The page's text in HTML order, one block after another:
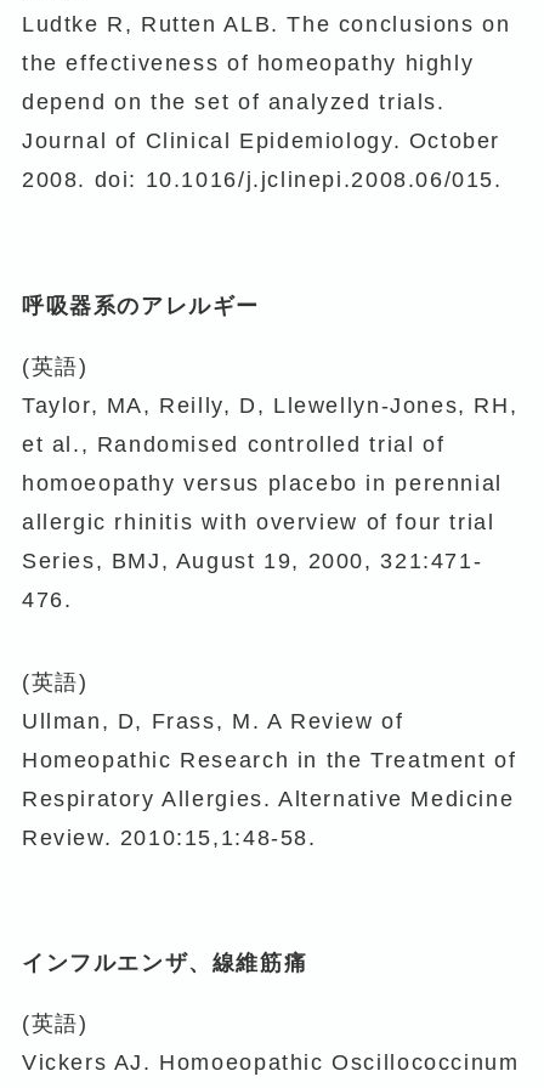
Ludtke R, Rutten ALB. The conclusions on
the effectiveness of homeopathy highly
depend on the set of analyzed trials.
Journal of Clinical Epidemiology. October
2008. doi: 10.1016/j.jclinepi.2008.06/015.
呼吸器系のアレルギー
(英語)
Taylor, MA, Reilly, D, Llewellyn-Jones, RH,
et al., Randomised controlled trial of
homoeopathy versus placebo in perennial
allergic rhinitis with overview of four trial
Series, BMJ, August 19, 2000, 321:471-
476.
(英語)
Ullman, D, Frass, M. A Review of
Homeopathic Research in the Treatment of
Respiratory Allergies. Alternative Medicine
Review. 2010:15,1:48-58.
インフルエンザ、線維筋痛
(英語)
Vickers AJ. Homoeopathic Oscillococcinum